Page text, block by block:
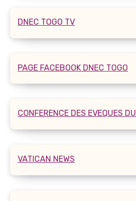
DNEC TOGO TV
PAGE FACEBOOK DNEC TOGO
CONFERENCE DES EVEQUES
VATICAN NEWS